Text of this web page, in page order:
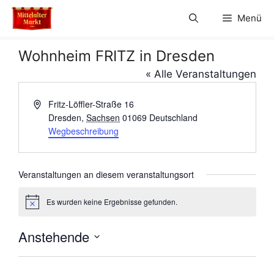
Zum
Inhalt
Menü
Wohnheim FRITZ in Dresden
« Alle Veranstaltungen
A
s
Fritz-Löffler-Straße 16
Dresden, Sachsen 01069 Deutschland
Wegbeschreibung
Veranstaltungen an diesem veranstaltungsort
H
w
e
i
Es wurden keine Ergebnisse gefunden.
Anstehende
D